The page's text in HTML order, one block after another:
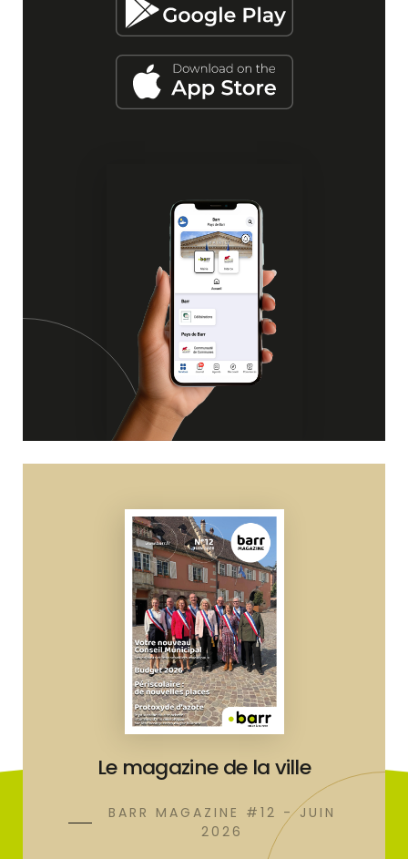
Le magazine de la ville
BARR MAGAZINE #12 - JUIN
2026